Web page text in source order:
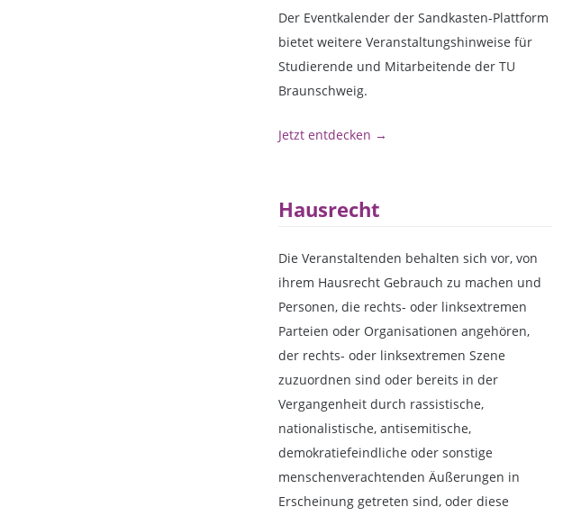
Der Eventkalender der Sandkasten-Plattform
bietet weitere Veranstaltungshinweise für
Studierende und Mitarbeitende der TU
Braunschweig.
Jetzt entdecken →
Hausrecht
Die Veranstaltenden behalten sich vor, von
ihrem Hausrecht Gebrauch zu machen und
Personen, die rechts- oder linksextremen
Parteien oder Organisationen angehören,
der rechts- oder linksextremen Szene
zuzuordnen sind oder bereits in der
Vergangenheit durch rassistische,
nationalistische, antisemitische,
demokratiefeindliche oder sonstige
menschenverachtenden Äußerungen in
Erscheinung getreten sind, oder diese